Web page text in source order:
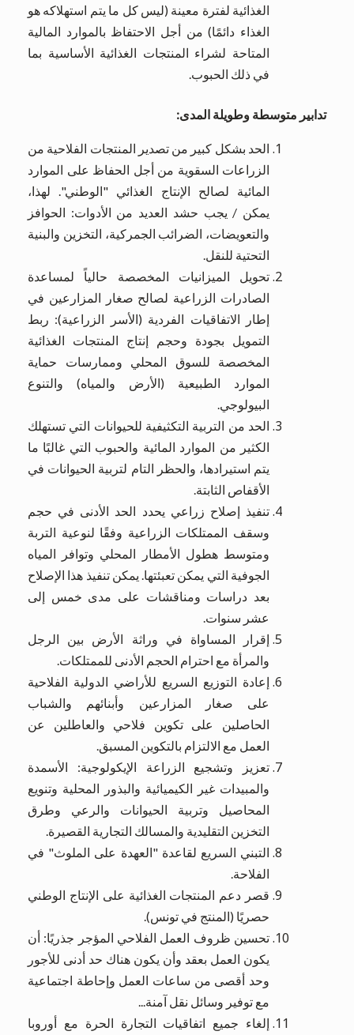
الغذائية لفترة معينة (ليس كل ما يتم استهلاكه هو
الغذاء دائمًا) من أجل الاحتفاظ بالموارد المالية
المتاحة لشراء المنتجات الغذائية الأساسية بما
في ذلك الحبوب.
تدابير متوسطة وطويلة المدى:
الحد بشكل كبير من تصدير المنتجات الفلاحية من
الزراعات السقوية من أجل الحفاظ على الموارد
المائية لصالح الإنتاج الغذائي "الوطني". لهذا،
يمكن / يجب حشد العديد من الأدوات: الحوافز
والتعويضات، الضرائب الجمركية، التخزين والبنية
التحتية للنقل.
تحويل الميزانيات المخصصة حالياً لمساعدة
الصادرات الزراعية لصالح صغار المزارعين في
إطار الاتفاقيات الفردية (الأسر الزراعية): ربط
التمويل بجودة وحجم إنتاج المنتجات الغذائية
المخصصة للسوق المحلي وممارسات حماية
الموارد الطبيعية (الأرض والمياه) والتنوع
البيولوجي.
الحد من التربية التكثيفية للحيوانات التي تستهلك
الكثير من الموارد المائية والحبوب التي غالبًا ما
يتم استيرادها، والحظر التام لتربية الحيوانات في
الأقفاص الثابتة.
تنفيذ إصلاح زراعي يحدد الحد الأدنى في حجم
وسقف الممتلكات الزراعية وفقًا لنوعية التربة
ومتوسط ​​هطول الأمطار المحلي وتوافر المياه
الجوفية التي يمكن تعبئتها. يمكن تنفيذ هذا الإصلاح
بعد دراسات ومناقشات على مدى خمس إلى
عشر سنوات.
إقرار المساواة في وراثة الأرض بين الرجل
والمرأة مع احترام الحجم الأدنى للممتلكات.
إعادة التوزيع السريع للأراضي الدولية الفلاحية
على صغار المزارعين وأبنائهم والشباب
الحاصلين على تكوين فلاحي والعاطلين عن
العمل مع الالتزام بالتكوين المسبق.
تعزيز وتشجيع الزراعة الإيكولوجية: الأسمدة
والمبيدات غير الكيميائية والبذور المحلية وتنويع
المحاصيل وتربية الحيوانات والرعي وطرق
التخزين التقليدية والمسالك التجارية القصيرة.
التبني السريع لقاعدة "العهدة على الملوث" في
الفلاحة.
قصر دعم المنتجات الغذائية على الإنتاج الوطني
حصريًا (المنتج في تونس).
تحسين ظروف العمل الفلاحي المؤجر جذريًا: أن
يكون العمل بعقد وأن يكون هناك حد أدنى للأجور
وحد أقصى من ساعات العمل وإحاطة اجتماعية
مع توفير وسائل نقل آمنة...
إلغاء جميع اتفاقيات التجارة الحرة مع أوروبا